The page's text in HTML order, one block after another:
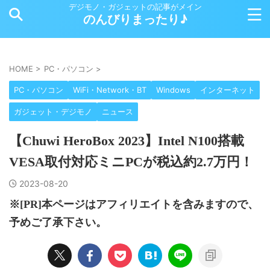
デジモノ・ガジェットの記事がメイン
のんびりまったり♪
HOME > PC・パソコン >
PC・パソコン WiFi・Network・BT Windows インターネット
ガジェット・デジモノ ニュース
【Chuwi HeroBox 2023】Intel N100搭載
VESA取付対応ミニPCが税込約2.7万円！
2023-08-20
※[PR]本ページはアフィリエイトを含みますので、
予めご了承下さい。